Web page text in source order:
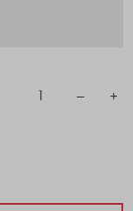
1 – +